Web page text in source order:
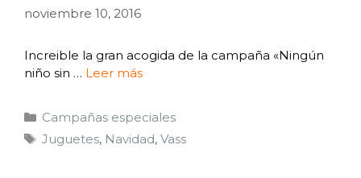
noviembre 10, 2016
Increible la gran acogida de la campaña «Ningún
niño sin … Leer más
Campañas especiales
Juguetes, Navidad, Vass